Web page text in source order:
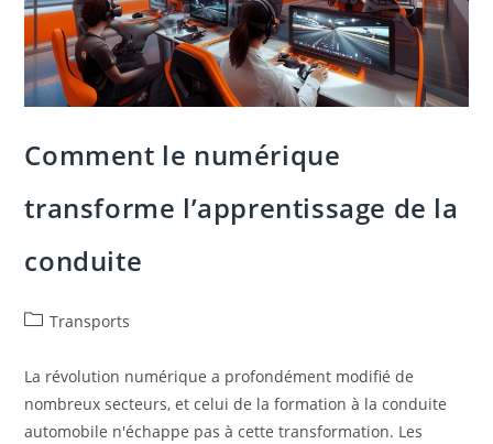
Comment le numérique
transforme l’apprentissage de la
conduite
PostTransports
La révolution numérique a profondément modifié de
nombreux secteurs, et celui de la formation à la conduite
automobile n'échappe pas à cette transformation. Les